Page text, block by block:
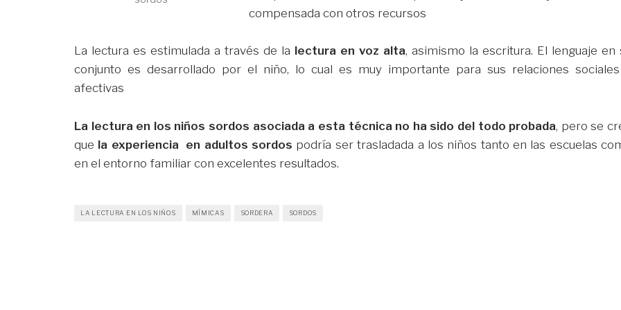
compensada con otros recursos
La lectura es estimulada a través de la lectura en voz alta, asimismo la escritura. El lenguaje en
conjunto es desarrollado por el niño, lo cual es muy importante para sus relaciones
afectivas
La lectura en los niños sordos asociada a esta técnica no ha sido del todo probada, pero se
que la experiencia en adultos sordos podría ser trasladada a los niños tanto en las escuelas
en el entorno familiar con excelentes resultados.
LA LECTURA EN LOS NIÑOS MÍMICAS SORDERA SORDOS